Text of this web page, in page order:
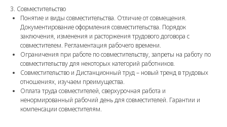
3. Совместительство
Понятие и виды совместительства. Отличие от совмещения.
Документирование оформления совместительства. Порядок
заключения, изменения и расторжения трудового договора с
совместителем. Регламентация рабочего времени.
Ограничения при работе по совместительству, запреты на работу по
совместительству для некоторых категорий работников.
Совместительство и Дистанционный труд – новый тренд в трудовых
отношениях, изучаем преимущества.
Оплата труда совместителей, сверхурочная работа и
ненормированный рабочий день для совместителей. Гарантии и
компенсации совместителям.